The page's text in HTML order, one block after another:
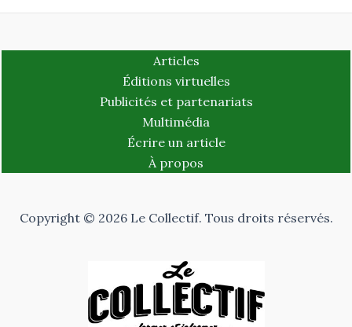
Articles
Éditions virtuelles
Publicités et partenariats
Multimédia
Écrire un article
À propos
Copyright © 2026 Le Collectif. Tous droits réservés.